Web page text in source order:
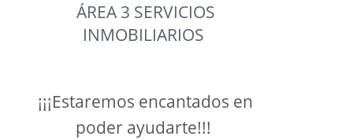
ÁREA 3 SERVICIOS
INMOBILIARIOS
¡¡¡Estaremos encantados en
poder ayudarte!!!